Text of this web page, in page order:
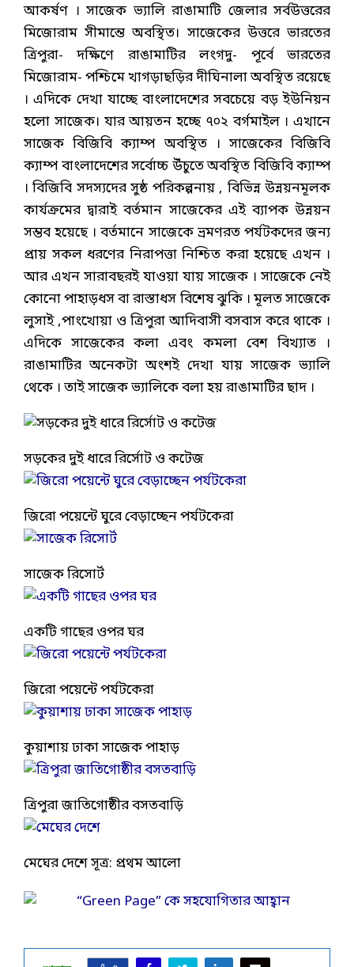
আকর্ষণ । সাজেক ভ্যালি রাঙামাটি জেলার সর্বউত্তরের
মিজোরাম সীমান্তে অবস্থিত। সাজেকের উত্তরে ভারতের
ত্রিপুরা- দক্ষিণে রাঙামাটির লংগদু- পূর্বে ভারতের
মিজোরাম- পশ্চিমে খাগড়াছড়ির দীঘিনালা অবস্থিত রয়েছে
। এদিকে দেখা যাচ্ছে বাংলাদেশের সবচেয়ে বড় ইউনিয়ন
হলো সাজেক। যার আয়তন হচ্ছে ৭০২ বর্গমাইল । এখানে
সাজেক বিজিবি ক্যাম্প অবস্থিত । সাজেকের বিজিবি
ক্যাম্প বাংলাদেশের সর্বোচ্চ উঁচুতে অবস্থিত বিজিবি ক্যাম্প
। বিজিবি সদস্যদের সুষ্ঠ পরিকল্পনায় , বিভিন্ন উন্নয়নমূলক
কার্যক্রমের দ্বারাই বর্তমান সাজেকের এই ব্যাপক উন্নয়ন
সম্ভব হয়েছে । বর্তমানে সাজেকে ভ্রমণরত পর্যটকদের জন্য
প্রায় সকল ধরণের নিরাপত্তা নিশ্চিত করা হয়েছে এখন ।
আর এখন সারাবছরই যাওয়া যায় সাজেক । সাজেকে নেই
কোনো পাহাড়ধস বা রাস্তাধস বিশেষ ঝুকি । মূলত সাজেকে
লুসাই ,পাংখোয়া ও ত্রিপুরা আদিবাসী বসবাস করে থাকে ।
এদিকে সাজেকের কলা এবং কমলা বেশ বিখ্যাত ।
রাঙামাটির অনেকটা অংশই দেখা যায় সাজেক ভ্যালি
থেকে । তাই সাজেক ভ্যালিকে বলা হয় রাঙামাটির ছাদ ।
সড়কের দুই ধারে রির্সোট ও কটেজ
জিরো পয়েন্টে ঘুরে বেড়াচ্ছেন পর্যটকেরা
সাজেক রিসোর্ট
একটি গাছের ওপর ঘর
জিরো পয়েন্টে পর্যটকেরা
কুয়াশায় ঢাকা সাজেক পাহাড়
ত্রিপুরা জাতিগোষ্ঠীর বসতবাড়ি
মেঘের দেশেসূত্র: প্রথম আলো